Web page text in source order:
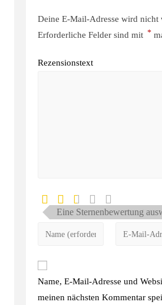
Deine E-Mail-Adresse wird nicht
Erforderliche Felder sind mit *
Rezensionstext
Eine Sternenbewertung
Name, E-Mail-Adresse und
meinen nächsten Kommentar